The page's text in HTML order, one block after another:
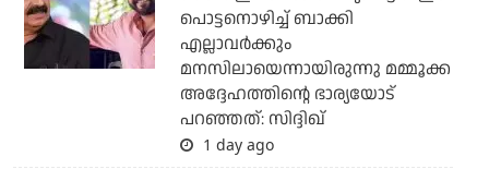
പൊട്ടനൊഴിച്ച് ബാക്കി
എല്ലാവര്‍ക്കും
മനസിലായെന്നായിരുന്നു മമ്മൂക്ക
അദ്ദേഹത്തിന്റെ ഭാര്യയോട്
പറഞ്ഞത്: സിദ്ദിഖ്
1 day ago